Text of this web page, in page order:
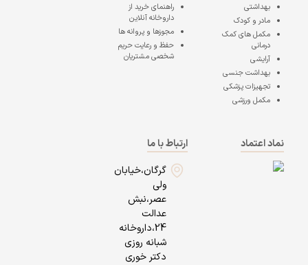
بهداشتی
مادر و کودک
مکمل های کمک
درمانی
آرایشی
بهداشت جنسی
تجهیزات پزشکی
مکمل ورزشی
راهنمای خرید از
داروخانه آنلاین
مجوزها و پروانه ها
حفظ و رعایت حریم
شخصی مشتریان
نماد اعتماد
ارتباط با ما
گرگان،خیابان
ولی
عصر،نبش
عدالت
24،داروخانه
شبانه روزی
دکتر خوری